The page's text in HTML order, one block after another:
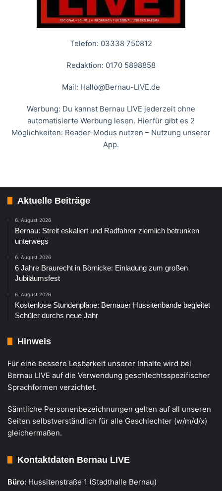
Telefon: 03338 750812
Redaktion: 0170 5898858
Mail: Hallo@Bernau-LIVE.de
Werbung: Du kannst Bernau LIVE jederzeit ohne
automatisierte Werbung lesen. Hierfür gibt es 2
Möglichkeiten: Reader-Modus nutzen – Nutzung unserer
App.
Aktuelle Beiträge
6. August 2026
Bernau: Streit eskaliert und Radfahrer ziemlich betrunken
unterwegs
6. August 2026
6 Jahre Braurecht in Börnicke: Einladung zum großen
Jubiläumsfest
6. August 2026
Kostenlose Stundenpläne: Bernauer Hussitenbande begleitet
Schüler durchs neue Jahr
Hinweis
Für eine bessere Lesbarkeit unserer Inhalte wird bei
Bernau LIVE auf die Verwendung geschlechtsspezifischer
Sprachformen verzichtet.
Sämtliche Personenbezeichnungen gelten auf all unseren
Seiten selbstverständlich für alle Geschlechter (w/m/d/x)
gleichermaßen.
Kontaktdaten Bernau LIVE
Büro: Hussitenstraße 1 (Stadthalle Bernau)